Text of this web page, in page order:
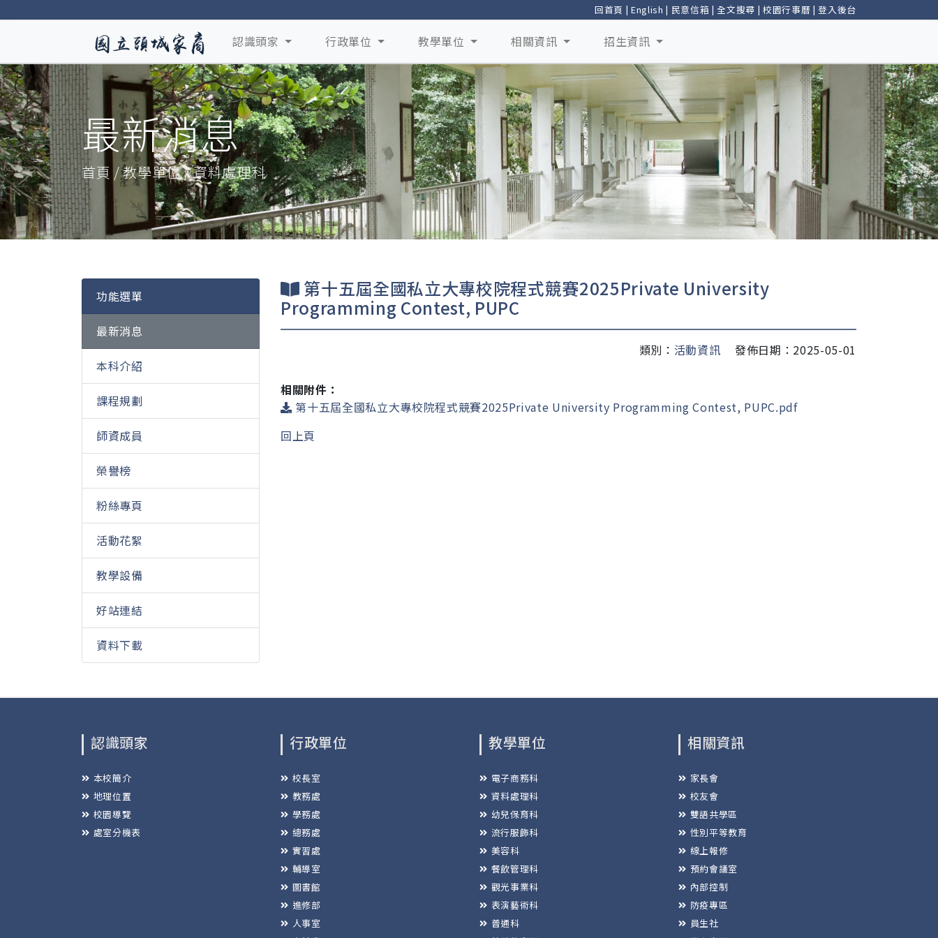
回首頁 | English | 民意信箱 |全文搜尋 | 校園行事曆 |登入後台
認識頭家 行政單位 教學單位 相關資訊 招生資訊
最新消息
首頁 / 教學單位 / 資料處理科
功能選單
最新消息
本科介紹
課程規劃
師資成員
榮譽榜
粉絲專頁
活動花絮
教學設備
好站連結
資料下載
第十五屆全國私立大專校院程式競賽2025Private University
Programming Contest, PUPC
類別： 活動資訊 發佈日期：2025-05-01
相關附件：
第十五屆全國私立大專校院程式競賽2025Private University Programming Contest, PUPC.pdf
回上頁
認識頭家
本校簡介
地理位置
校園導覽
處室分機表
行政單位
校長室
教務處
學務處
總務處
實習處
輔導室
圖書館
進修部
人事室
教學單位
電子商務科
資料處理科
幼兒保育科
流行服飾科
美容科
餐飲管理科
觀光事業科
表演藝術科
普通科
相關資訊
家長會
校友會
雙語共學區
性別平等教育
線上報修
預約會議室
內部控制
防疫專區
員生社